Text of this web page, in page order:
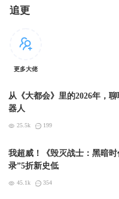
追更
更多大佬
从《大都会》里的2026年，
器人
25.5k 199
我超威！《毁灭战士：黑暗
录”5折新史低
45.1k 354